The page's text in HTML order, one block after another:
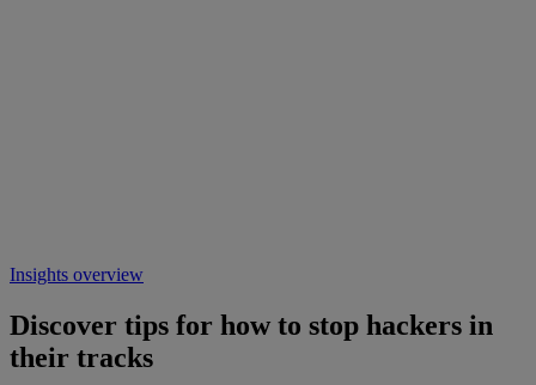
Insights overview
Discover tips for how to stop hackers in
their tracks